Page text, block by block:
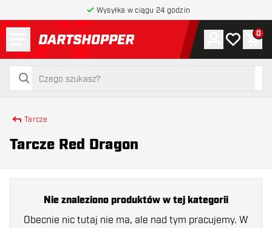
Wysyłka w ciągu 24 godzin
powrót do strony głównej
szukaj
szukaj
Konto
Moja lista
0
Tarcze
Tarcze Red Dragon
Nie znaleziono produktów w tej kategorii
Obecnie nic tutaj nie ma, ale nad tym pracujemy. W